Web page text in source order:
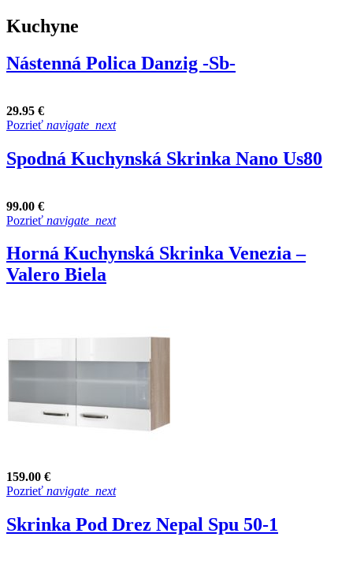
Kuchyne
Nástenná Polica Danzig -Sb-
29.95 €
Pozrieť navigate_next
Spodná Kuchynská Skrinka Nano Us80
99.00 €
Pozrieť navigate_next
Horná Kuchynská Skrinka Venezia –
Valero Biela
159.00 €
Pozrieť navigate_next
Skrinka Pod Drez Nepal Spu 50-1